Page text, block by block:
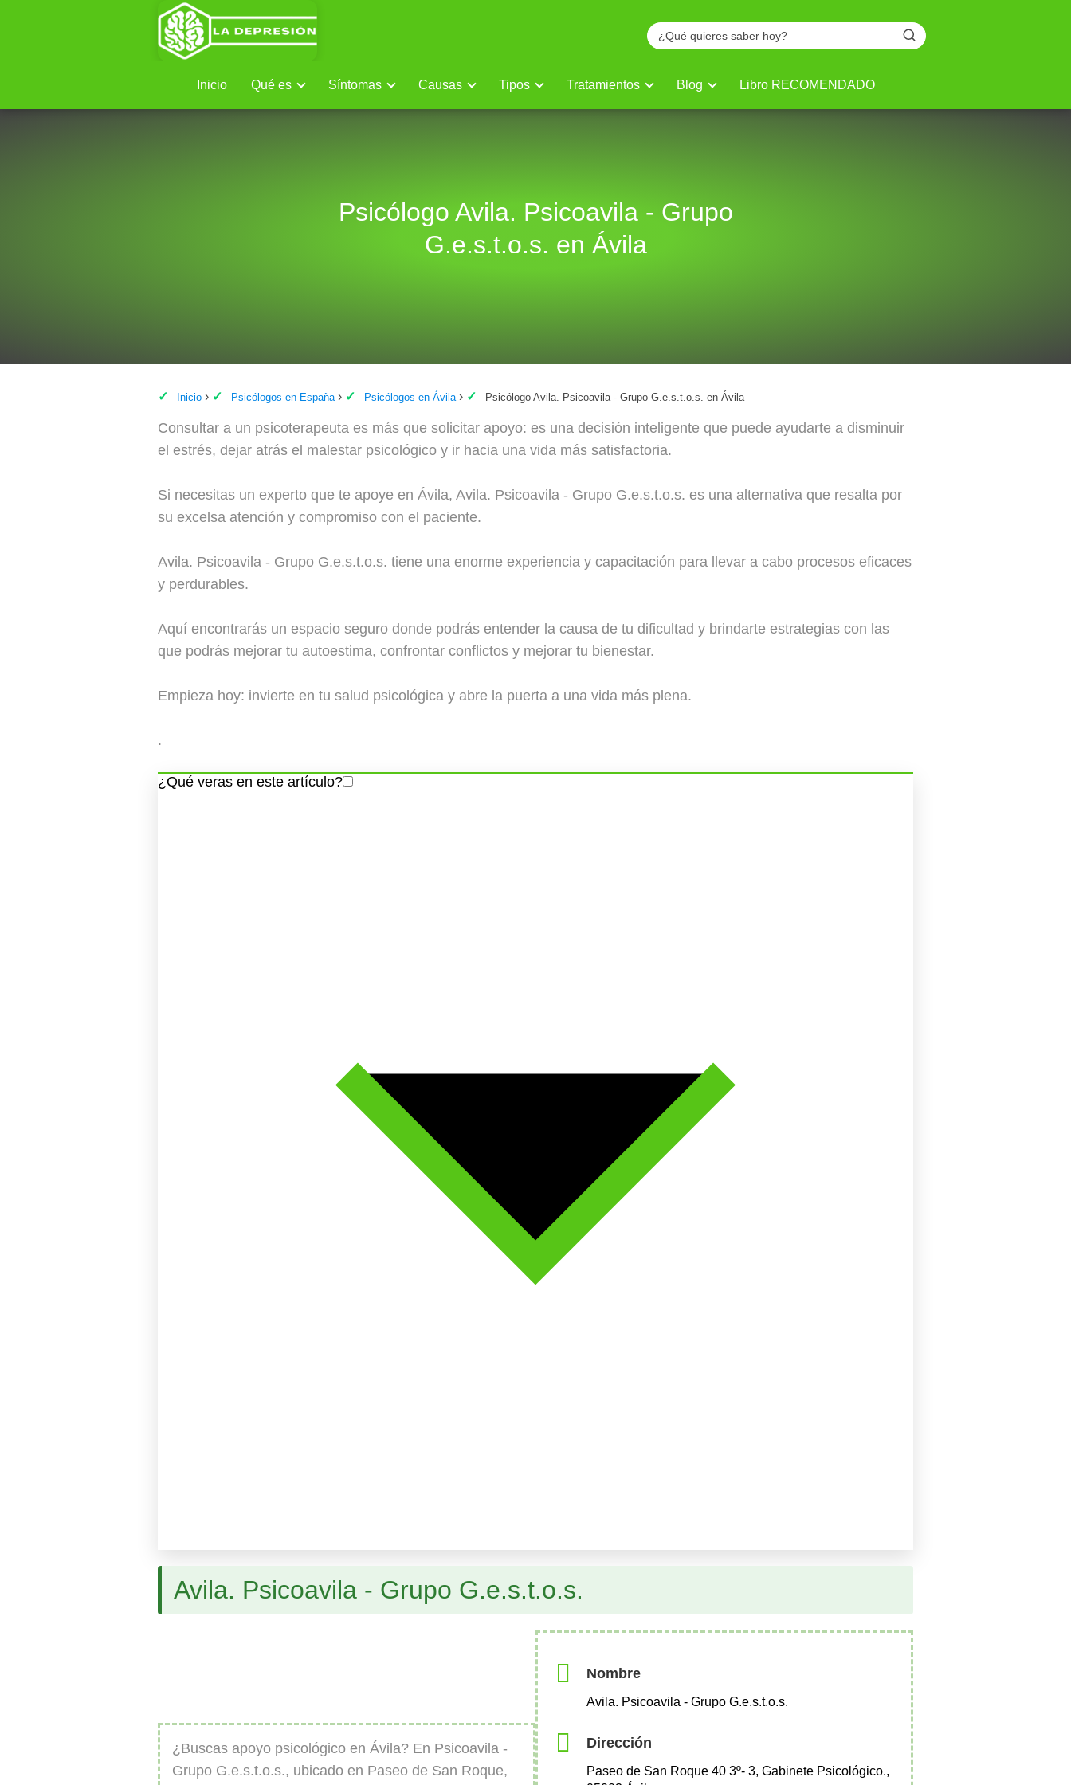
Inicio Qué es Síntomas Causas Tipos Tratamientos Blog Libro RECOMENDADO
Psicólogo Avila. Psicoavila - Grupo
G.e.s.t.o.s. en Ávila
Inicio Psicólogos en España Psicólogos en Ávila Psicólogo Avila. Psicoavila - Grupo G.e.s.t.o.s. en Ávila
Consultar a un psicoterapeuta es más que solicitar apoyo: es una decisión inteligente que puede ayudarte a disminuir
el estrés, dejar atrás el malestar psicológico y ir hacia una vida más satisfactoria.
Si necesitas un experto que te apoye en Ávila, Avila. Psicoavila - Grupo G.e.s.t.o.s. es una alternativa que resalta por
su excelsa atención y compromiso con el paciente.
Avila. Psicoavila - Grupo G.e.s.t.o.s. tiene una enorme experiencia y capacitación para llevar a cabo procesos eficaces
y perdurables.
Aquí encontrarás un espacio seguro donde podrás entender la causa de tu dificultad y brindarte estrategias con las
que podrás mejorar tu autoestima, confrontar conflictos y mejorar tu bienestar.
Empieza hoy: invierte en tu salud psicológica y abre la puerta a una vida más plena.
.
¿Qué veras en este artículo?
Avila. Psicoavila - Grupo G.e.s.t.o.s.
¿Buscas apoyo psicológico en Ávila? En Psicoavila -
Grupo G.e.s.t.o.s., ubicado en Paseo de San Roque,
Nombre
Avila. Psicoavila - Grupo G.e.s.t.o.s.
Dirección
Paseo de San Roque 40 3º- 3, Gabinete Psicológico.,